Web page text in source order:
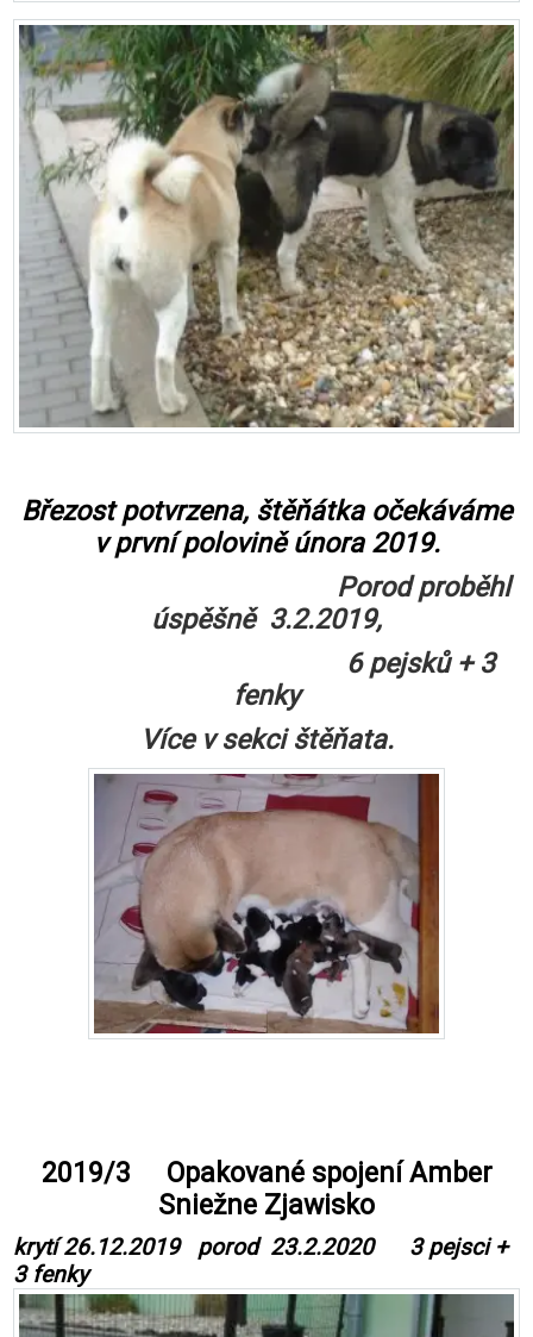
Březost potvrzena, štěňátka očekáváme
v první polovině února 2019.
Porod proběhl
úspěšně 3.2.2019,
6 pejsků + 3
fenky
Více v sekci štěňata.
2019/3 Opakované spojení Amber
Sniežne Zjawisko
krytí 26.12.2019 porod 23.2.2020 3 pejsci +
3 fenky